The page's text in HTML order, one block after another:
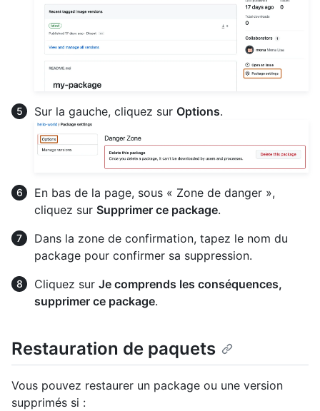
Sur la gauche, cliquez sur Options.
En bas de la page, sous « Zone de danger »,
cliquez sur Supprimer ce package.
Dans la zone de confirmation, tapez le nom du
package pour confirmer sa suppression.
Cliquez sur Je comprends les conséquences,
supprimer ce package.
Restauration de paquets
Vous pouvez restaurer un package ou une version
supprimés si :